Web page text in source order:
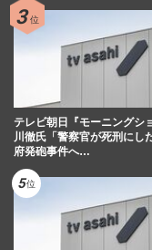
テレビ朝日『モーニングシ
川徹氏「警察官が死刑にし
府発砲事件へ…